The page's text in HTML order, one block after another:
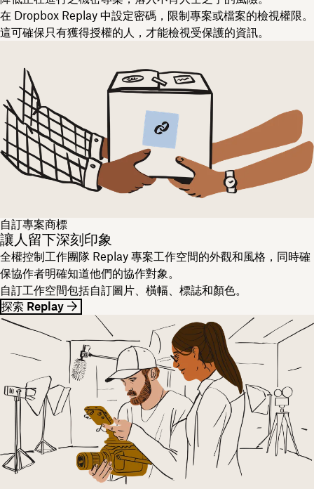
在 Dropbox Replay 中設定密碼，限制專案或檔案的檢視權限。
這可確保只有獲得授權的人，才能檢視受保護的資訊。
自訂專案商標
讓人留下深刻印象
全權控制工作團隊 Replay 專案工作空間的外觀和風格，同時確
保協作者明確知道他們的協作對象。
自訂工作空間包括自訂圖片、橫幅、標誌和顏色。
探索 Replay